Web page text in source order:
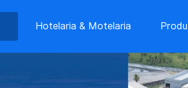
Hotelaria & Motelaria